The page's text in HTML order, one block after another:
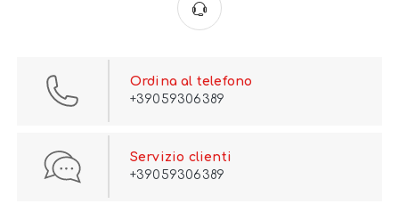
Ordina al telefono
+39059306389
Servizio clienti
+39059306389